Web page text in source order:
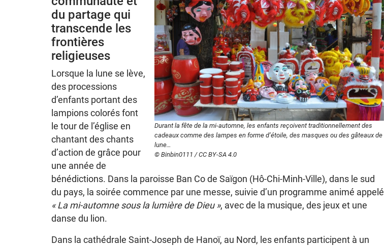
Durant la fête de la mi-automne, les enfants reçoivent traditionnellement des
cadeaux comme des lampes en forme d’étoile, des masques ou des gâteaux de
lune…
© Binbin0111 / CC BY-SA 4.0
du partage qui
transcende les
frontières
religieuses
Lorsque la lune se lève,
des processions
d’enfants portant des
lampions colorés font
le tour de l’église en
chantant des chants
d’action de grâce pour
une année de
bénédictions. Dans la paroisse Ban Co de Saïgon (Hô-Chi-Minh-Ville), dans le sud
du pays, la soirée commence par une messe, suivie d’un programme animé appelé
« La mi-automne sous la lumière de Dieu », avec de la musique, des jeux et une
danse du lion.
Dans la cathédrale Saint-Joseph de Hanoï, au Nord, les enfants participent à un